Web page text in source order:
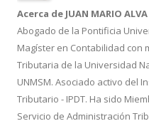
Acerca de JUAN MARIO
Abogado de la Pontificia
Magíster en Contabilidad con
Tributaria de la Universidad
UNMSM. Asociado activo del
Tributario - IPDT. Ha sido
Servicio de Administración